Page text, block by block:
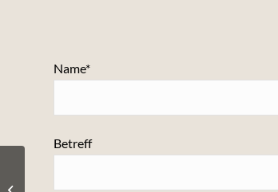
Name*
Betreff